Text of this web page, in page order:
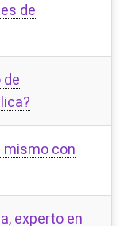
de
de
con
experto en